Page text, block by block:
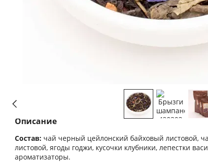
Описание
Состав: чай черный цейлонский байховый листовой,
листовой, ягоды годжи, кусочки клубники, лепестки
ароматизаторы.